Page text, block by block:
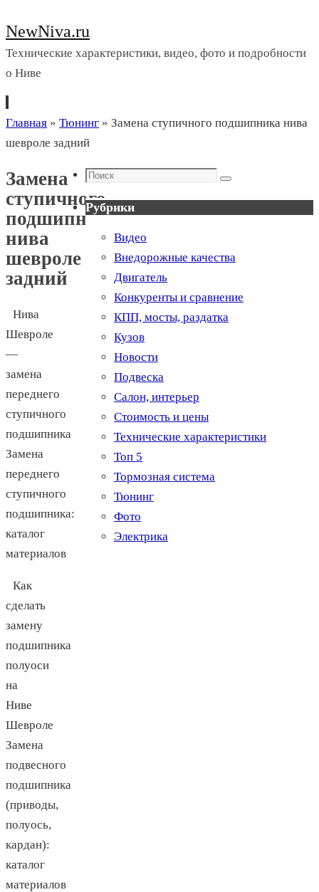
NewNiva.ru
Технические характеристики, видео, фото и подробности
о Ниве
Перейти
к
Главная » Тюнинг » Замена ступичного подшипника нива
шевроле задний
Замена
ступичного
подшипника
нива
шевроле
задний
Нива
Шевроле
—
замена
переднего
ступичного
подшипника
Замена
переднего
ступичного
подшипника:
каталог
материалов
Как
сделать
замену
подшипника
полуоси
на
Ниве
Шевроле
Замена
подвесного
подшипника
(приводы,
полуось,
кардан):
каталог
материалов
Поиск
Поиск
Рубрики
Видео
Внедорожные качества
Двигатель
Конкуренты и сравнение
КПП, мосты, раздатка
Кузов
Новости
Подвеска
Салон, интерьер
Стоимость и цены
Технические характеристики
Топ 5
Тормозная система
Тюнинг
Фото
Электрика